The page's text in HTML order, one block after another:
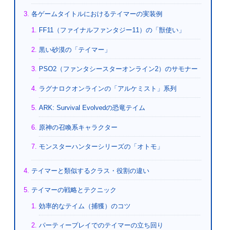
各ゲームタイトルにおけるテイマーの実装例
FF11（ファイナルファンタジー11）の「獣使い」
黒い砂漠の「テイマー」
PSO2（ファンタシースターオンライン2）のサモナー
ラグナロクオンラインの「アルケミスト」系列
ARK: Survival Evolvedの恐竜テイム
原神の召喚系キャラクター
モンスターハンターシリーズの「オトモ」
テイマーと類似するクラス・役割の違い
テイマーの戦略とテクニック
効率的なテイム（捕獲）のコツ
パーティープレイでのテイマーの立ち回り